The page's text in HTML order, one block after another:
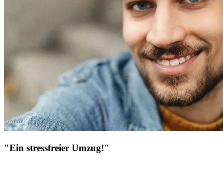
"Ein stressfreier Umzug!"